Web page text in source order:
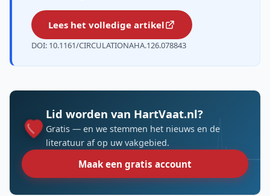
Lees het volledige artikel
DOI: 10.1161/CIRCULATIONAHA.126.078843
Lid worden van HartVaat.nl?
Gratis — en we stemmen het nieuws en de
literatuur af op uw vakgebied.
Maak een gratis account